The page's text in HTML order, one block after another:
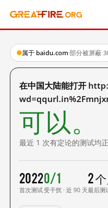
属于 baidu.com·部分被屏蔽·
在中国大陆能打开
可以。
最近 1 次有定论的测试均正
2022
首次测试
0/1
受干扰 · 近 90 天
2
最后测